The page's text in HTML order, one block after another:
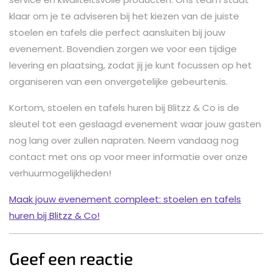
klaar om je te adviseren bij het kiezen van de juiste
stoelen en tafels die perfect aansluiten bij jouw
evenement. Bovendien zorgen we voor een tijdige
levering en plaatsing, zodat jij je kunt focussen op het
organiseren van een onvergetelijke gebeurtenis.
Kortom, stoelen en tafels huren bij Blitzz & Co is de
sleutel tot een geslaagd evenement waar jouw gasten
nog lang over zullen napraten. Neem vandaag nog
contact met ons op voor meer informatie over onze
verhuurmogelijkheden!
Maak jouw evenement compleet: stoelen en tafels
huren bij Blitzz & Co!
Geef een reactie